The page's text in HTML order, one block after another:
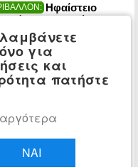
Ηφαίστειο
Ο νεκρός
του τσουνάμι λύνει
της Πομπηίας
Η Ρωσία έπληξε
και στρατιωτικές
την Ουκρανία
και Μικολάιφ
NYT: «Ψυχρός
στο διάστημα –
για
και
πατήστε
ΝΑΙ